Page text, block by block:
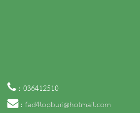
: 036412510
: fad4lopburi@hotmail.com